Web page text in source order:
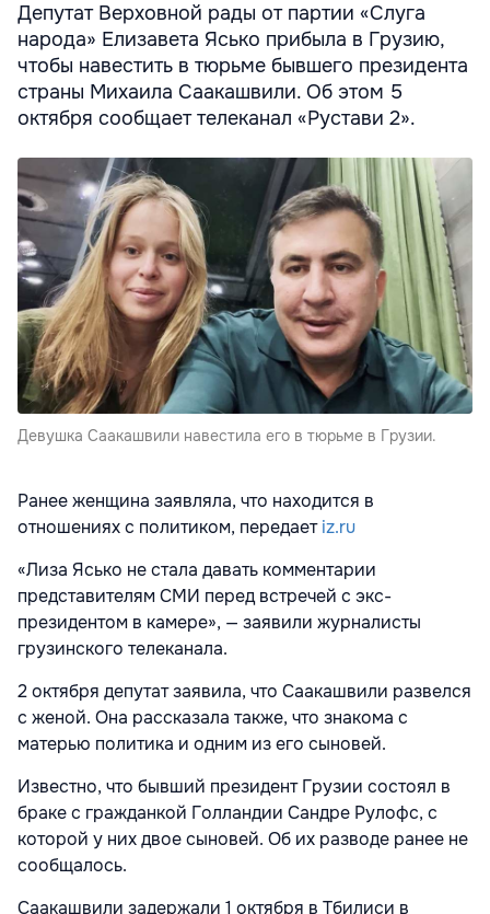
Депутат Верховной рады от партии «Слуга
народа» Елизавета Ясько прибыла в Грузию,
чтобы навестить в тюрьме бывшего президента
страны Михаила Саакашвили. Об этом 5
октября сообщает телеканал «Рустави 2».
Девушка Саакашвили навестила его в тюрьме в Грузии.
Ранее женщина заявляла, что находится в
отношениях с политиком, передаетiz.ru
«Лиза Ясько не стала давать комментарии
представителям СМИ перед встречей с экс-
президентом в камере», — заявили журналисты
грузинского телеканала.
2 октября депутат заявила, что Саакашвили развелся
с женой. Она рассказала также, что знакома с
матерью политика и одним из его сыновей.
Известно, что бывший президент Грузии состоял в
браке с гражданкой Голландии Сандре Рулофс, с
которой у них двое сыновей. Об их разводе ранее не
сообщалось.
Саакашвили задержали 1 октября в Тбилиси в